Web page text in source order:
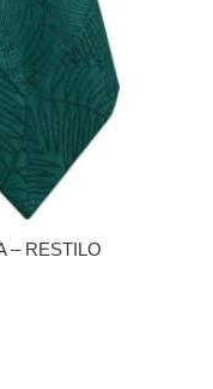
– RESTILO